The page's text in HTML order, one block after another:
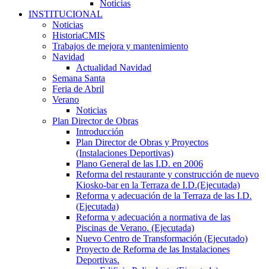
Noticias
INSTITUCIONAL
Noticias
HistoriaCMIS
Trabajos de mejora y mantenimiento
Navidad
Actualidad Navidad
Semana Santa
Feria de Abril
Verano
Noticias
Plan Director de Obras
Introducción
Plan Director de Obras y Proyectos
(Instalaciones Deportivas)
Plano General de las I.D. en 2006
Reforma del restaurante y construcción de nuevo
Kiosko-bar en la Terraza de I.D.(Ejecutada)
Reforma y adecuación de la Terraza de las I.D.
(Ejecutada)
Reforma y adecuación a normativa de las
Piscinas de Verano. (Ejecutada)
Nuevo Centro de Transformación (Ejecutado)
Proyecto de Reforma de las Instalaciones
Deportivas.